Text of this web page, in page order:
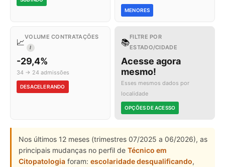
MENORES
📈
VOLUME CONTRATAÇÕES
I
-29,4%
34 → 24 admissões
DESACELERANDO
📚
FILTRE POR
ESTADO/CIDADE
Acesse agora
mesmo!
Esses mesmos dados por
localidade
OPÇÕES DE ACESSO
Nos últimos 12 meses (trimestres 07/2025 a 06/2026), as
principais mudanças no perfil de Técnico em
Citopatologia foram: escolaridade desqualificando,